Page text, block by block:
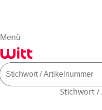
Menü
Stichwort